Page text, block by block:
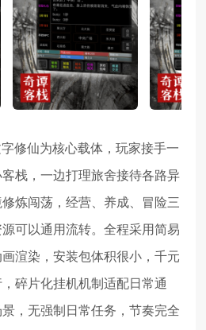
修仙为核心载体，玩家接手一
栈，一边打理旅舍接待各路异
炼闯荡，经营、养成、冒险三
可以通用流转。全程采用简易
渲染，安装包体积很小，千元
碎片化挂机机制适配日常通
，无强制日常任务，节奏完全